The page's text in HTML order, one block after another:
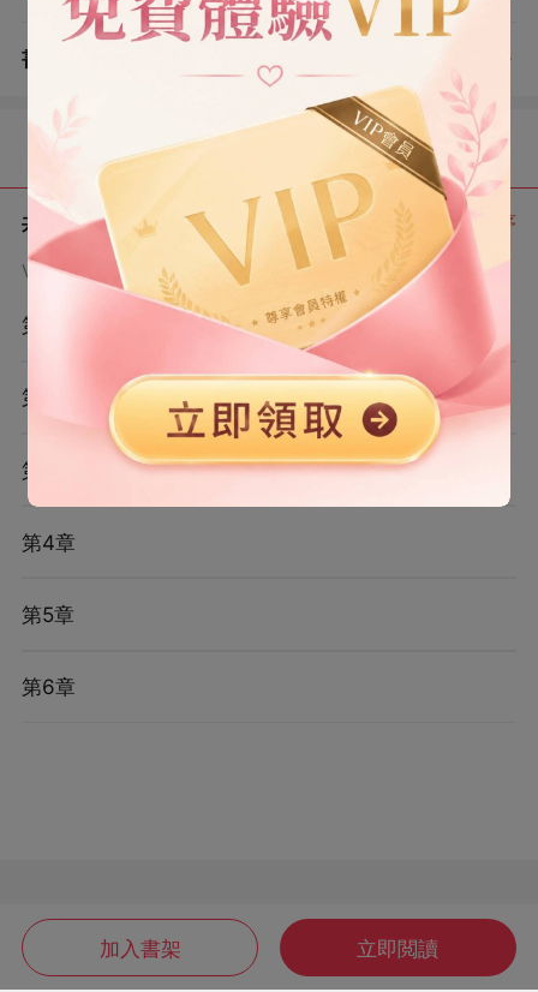
加入書架 立即閲讀
書評
共 6 章 正序
VIP章節可通過金幣購買提前點讀
第1章
第2章
第3章
第4章
第5章
第6章